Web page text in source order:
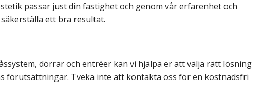
passar just din fastighet och genom vår erfarenhet och
ett bra resultat.
dörrar och entréer kan vi hjälpa er att välja rätt lösning
förutsättningar. Tveka inte att kontakta oss för en kostnadsfri